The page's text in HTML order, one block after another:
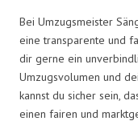
Bei Umzugsmeister
eine transparente und
dir gerne ein
Umzugsvolumen und
kannst du sicher sein,
einen fairen und